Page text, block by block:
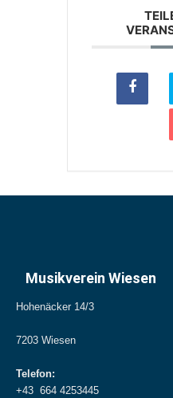
Musikverein Wiesen
Hohenäcker 14/3
7203 Wiesen
Telefon:
+43 664 4253445